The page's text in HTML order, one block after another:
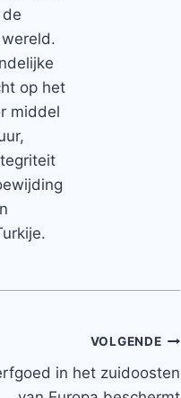
op het
middel
VOLGENDE
in het zuidoosten